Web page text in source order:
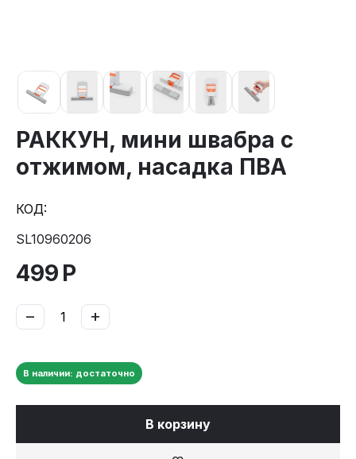
РАККУН, мини швабра с
отжимом, насадка ПВА
КОД:
SL10960206
499 Р
+
−
В наличии: достаточно
В корзину